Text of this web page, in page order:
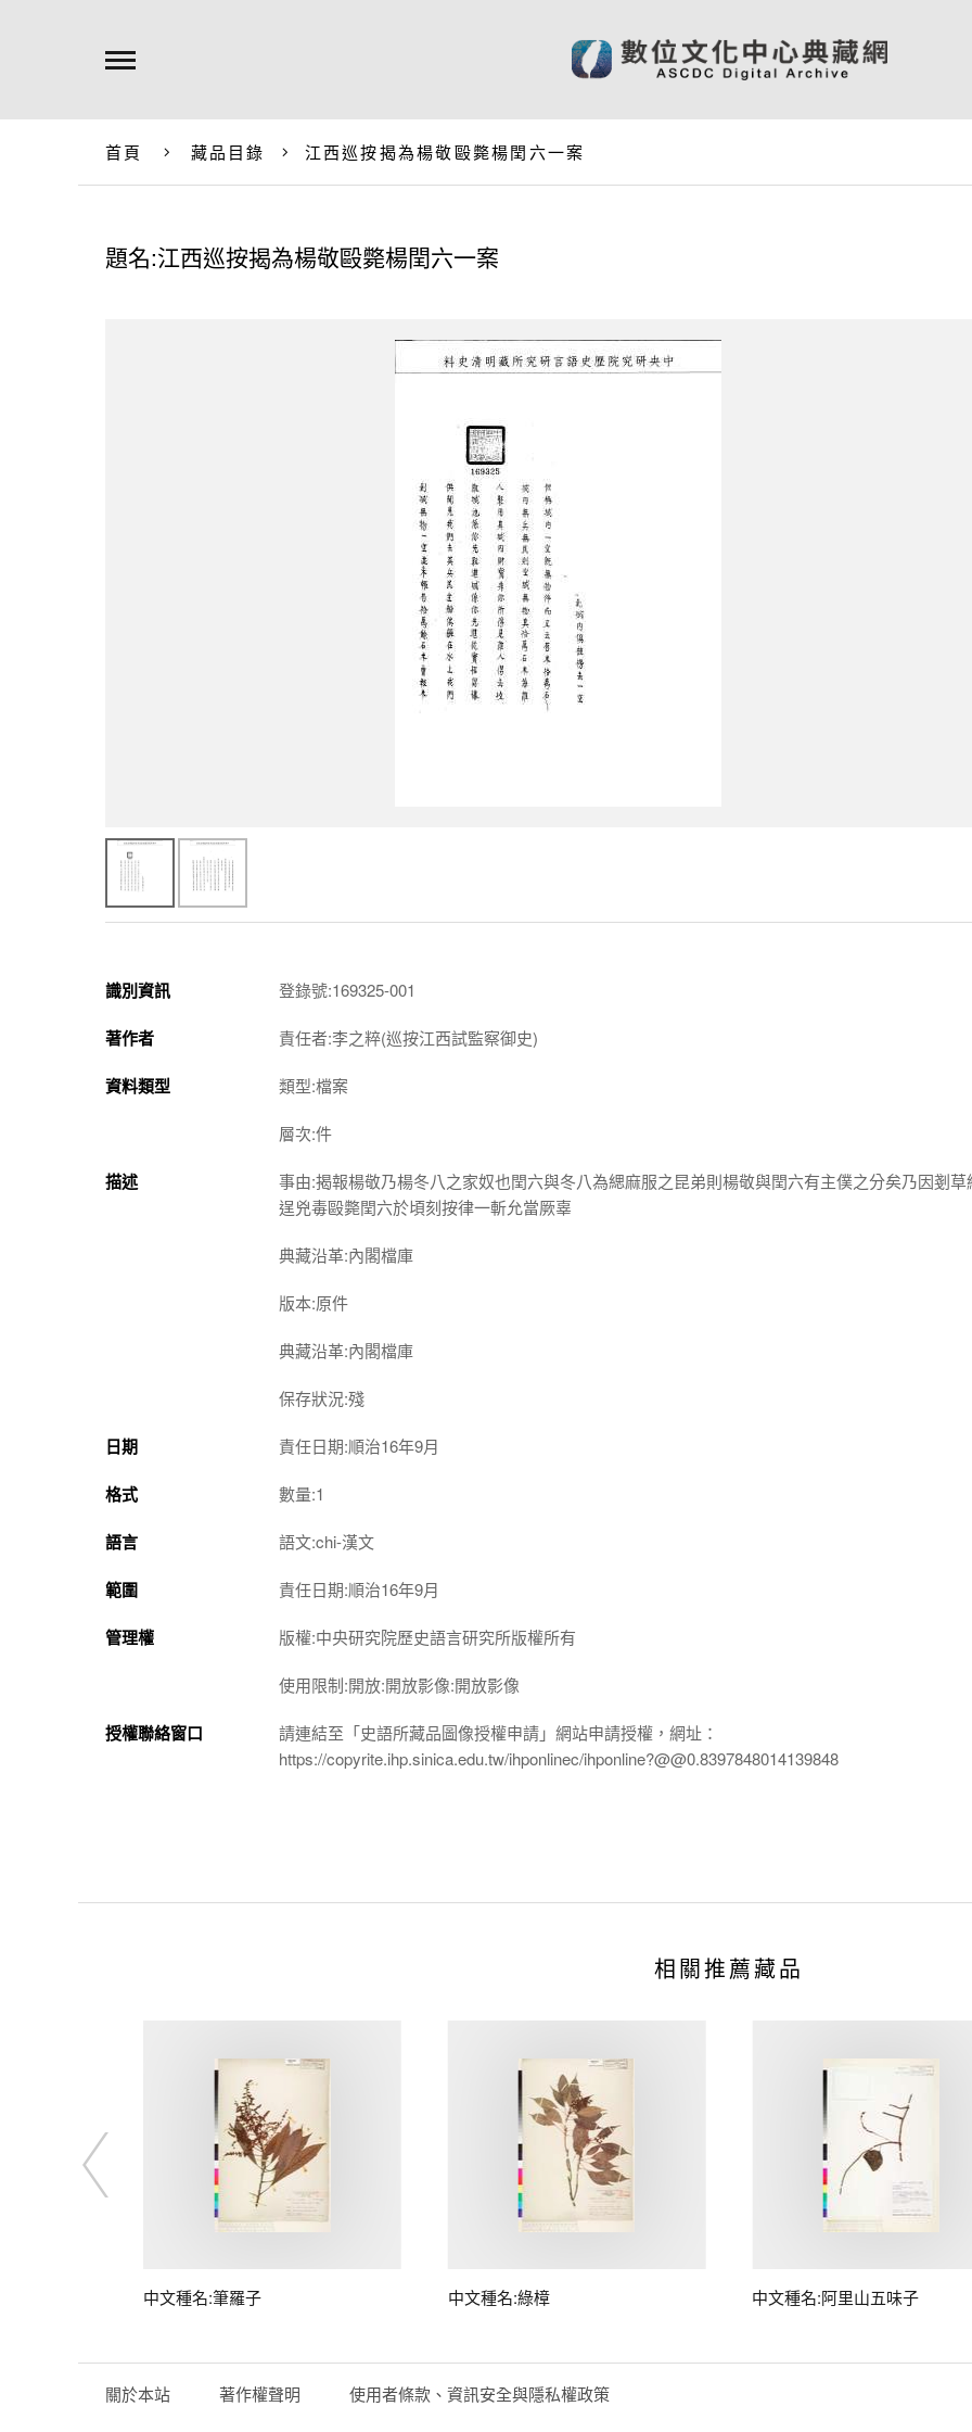
首頁 藏品目錄 江西巡按揭為楊敬毆斃楊閏六一案
題名:江西巡按揭為楊敬毆斃楊閏六一案
識別資訊 登錄號:169325-001
著作者 責任者:李之粹(巡按江西試監察御史)
資料類型 類型:檔案
層次:件
描述
事由:揭報楊敬乃楊冬八之家奴也閏六與冬八為緦麻服之昆弟則楊敬與閏六有主僕之分矣乃因剗草
逞兇毒毆斃閏六於頃刻按律一斬允當厥辜
典藏沿革:內閣檔庫
版本:原件
典藏沿革:內閣檔庫
保存狀況:殘
日期 責任日期:順治16年9月
格式 數量:1
語言 語文:chi-漢文
範圍 責任日期:順治16年9月
管理權 版權:中央研究院歷史語言研究所版權所有
使用限制:開放:開放影像:開放影像
授權聯絡窗口
請連結至「史語所藏品圖像授權申請」網站申請授權，網址：
https://copyrite.ihp.sinica.edu.tw/ihponlinec/ihponline?@@0.8397848014139848
相關推薦藏品
中文種名:筆羅子 中文種名:綠樟 中文種名:阿里山五味子
關於本站 著作權聲明 使用者條款、資訊安全與隱私權政策